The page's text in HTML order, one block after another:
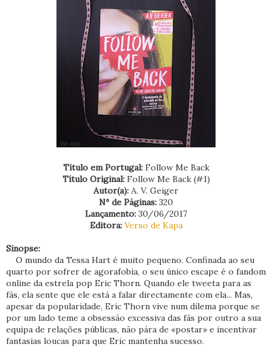
Título em Portugal: Follow Me Back
Título Original: Follow Me Back (#1)
Autor(a): A. V. Geiger
Nº de Páginas: 320
Lançamento: 30/06/2017
Editora: Verso de Kapa
Sinopse:
O mundo da Tessa Hart é muito pequeno. Confinada ao seu
quarto por sofrer de agorafobia, o seu único escape é o fandom
online da estrela pop Eric Thorn. Quando ele tweeta para as
fãs, ela sente que ele está a falar directamente com ela... Mas,
apesar da popularidade, Eric Thorn vive num dilema porque se
por um lado teme a obsessão excessiva das fãs por outro a sua
equipa de relações públicas, não pára de «postar» e incentivar
fantasias loucas para que Eric mantenha sucesso.